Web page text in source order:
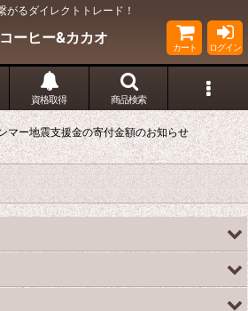
がるダイレクトトレード！
ーヒー&カカオ
カート ログイン
資格取得 商品検索
マー地震支援金の寄付金額のお知らせ